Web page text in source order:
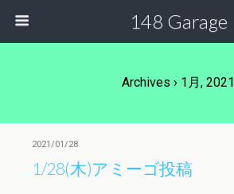
148 Garage
Archives › 1月, 2021
2021/01/28
1/28(木)アミーゴ投稿